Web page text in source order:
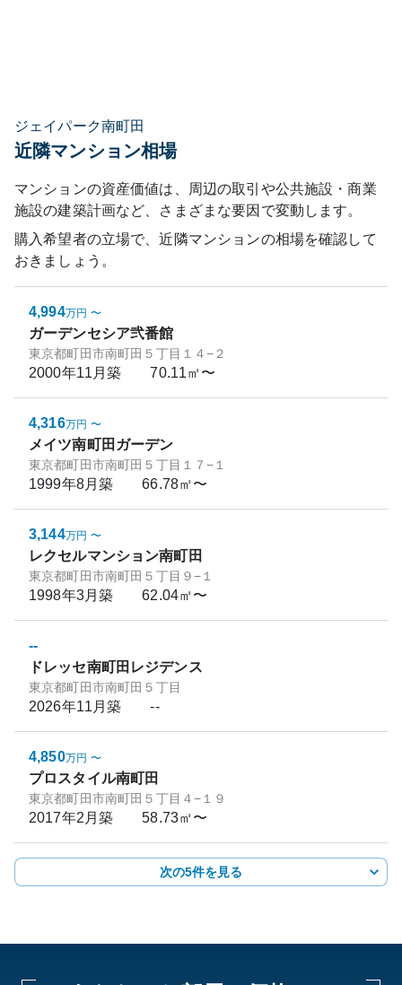
ジェイパーク南町田
近隣マンション相場
マンションの資産価値は、周辺の取引や公共施設・商業
施設の建築計画など、さまざまな要因で変動します。
購入希望者の立場で、近隣マンションの相場を確認して
おきましょう。
4,994万円 〜
ガーデンセシア弐番館
東京都町田市南町田５丁目１４−２
2000年11月築 70.11㎡〜
4,316万円 〜
メイツ南町田ガーデン
東京都町田市南町田５丁目１７−１
1999年8月築 66.78㎡〜
3,144万円 〜
レクセルマンション南町田
東京都町田市南町田５丁目９−１
1998年3月築 62.04㎡〜
--
ドレッセ南町田レジデンス
東京都町田市南町田５丁目
2026年11月築 --
4,850万円 〜
プロスタイル南町田
東京都町田市南町田５丁目４−１９
2017年2月築 58.73㎡〜
次の5件を見る